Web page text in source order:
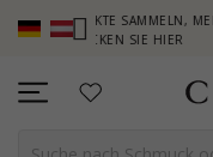
SAMMELN, MEHR SEHEN –
SIE HIER